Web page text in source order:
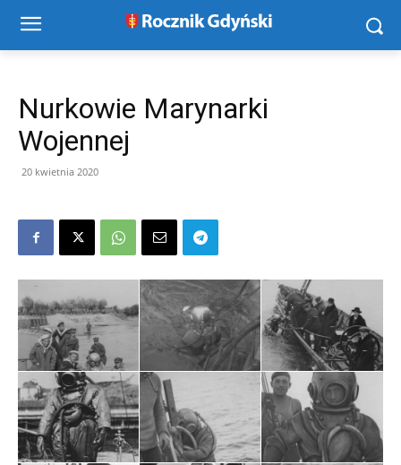
Nurkowie Marynarki
Wojennej
20 kwietnia 2020